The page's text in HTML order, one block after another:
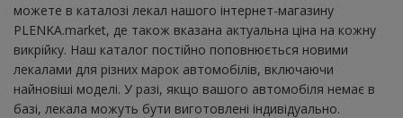
можете в каталозі лекал нашого інтернет-магазину
PLENKA.market, де також вказана актуальна ціна на кожну
викрійку. Наш каталог постійно поповнюється новими
лекалами для різних марок автомобілів, включаючи
найновіші моделі. У разі, якщо вашого автомобіля немає в
базі, лекала можуть бути виготовлені індивідуально.